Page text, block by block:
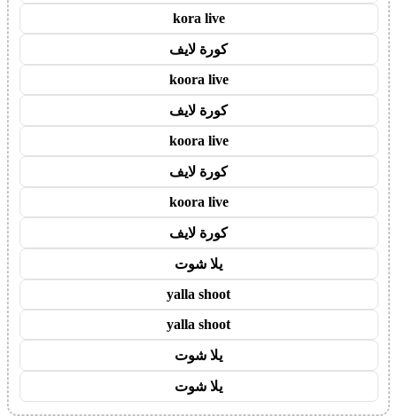
kora live
كورة لايف
koora live
كورة لايف
koora live
كورة لايف
koora live
كورة لايف
يلا شوت
yalla shoot
yalla shoot
يلا شوت
يلا شوت